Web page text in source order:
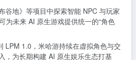
谷地》等项目中探索智能 NPC 与玩家
为未来 AI 原生游戏提供统一的“角色
LPM 1.0，米哈游持续在虚拟角色与交
，为长期构建 AI 原生娱乐生态打基